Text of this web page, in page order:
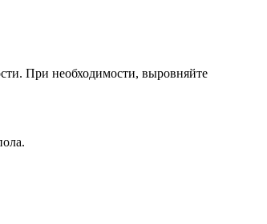
При необходимости, выровняйте